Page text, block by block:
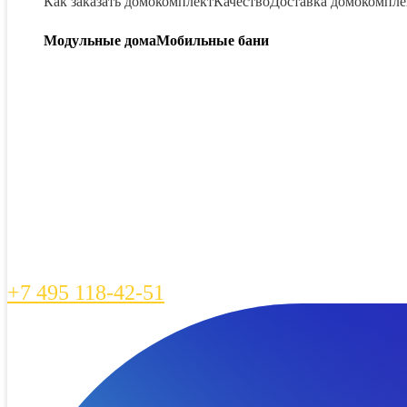
Модульные домаМобильные бани
+7 495 118-42-51